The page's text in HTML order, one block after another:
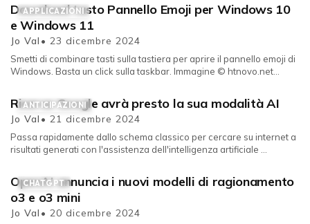
APPLICAZIONI
Download tasto Pannello Emoji per Windows 10
e Windows 11
Jo Val• 23 dicembre 2024
Smetti di combinare tasti sulla tastiera per aprire il pannello emoji di
Windows. Basta un click sulla taskbar. Immagine © htnovo.net
ANTICIPAZIONI
Ricerca Google avrà presto la sua modalità AI
Jo Val• 21 dicembre 2024
Passa rapidamente dallo schema classico per cercare su internet a
risultati generati con l'assistenza dell'intelligenza artificiale ...
CHATGPT
OpenAI annuncia i nuovi modelli di ragionamento
o3 e o3 mini
Jo Val• 20 dicembre 2024